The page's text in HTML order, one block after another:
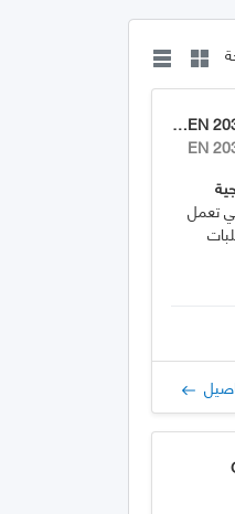
GSO EN 203-1:2021+A1:2025
EN
تعمل